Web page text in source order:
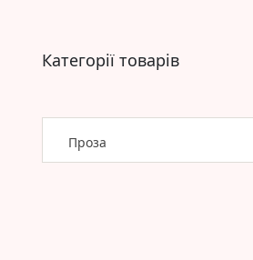
Категорії товарів
Проза